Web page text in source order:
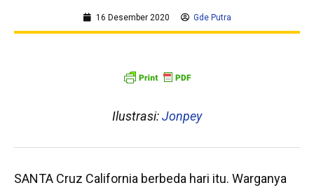
16 Desember 2020 Gde Putra
Ilustrasi:Jonpey
SANTA Cruz California berbeda hari itu. Warganya